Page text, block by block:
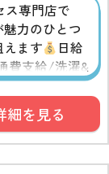
ス専門店で
力のひとつ
えます
日給
費支給/洗濯&
を後押しす
る講習もあ
です
細を見る